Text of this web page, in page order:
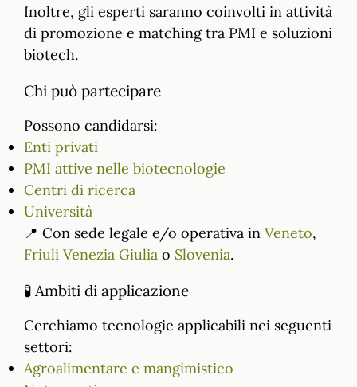
Inoltre, gli esperti saranno coinvolti in attività
di promozione e matching tra PMI e soluzioni
biotech.
Chi può partecipare
Possono candidarsi:
Enti privati
PMI attive nelle biotecnologie
Centri di ricerca
Università
📍 Con sede legale e/o operativa in Veneto,
Friuli Venezia Giulia o Slovenia.
🧪 Ambiti di applicazione
Cerchiamo tecnologie applicabili nei seguenti
settori:
Agroalimentare e mangimistico